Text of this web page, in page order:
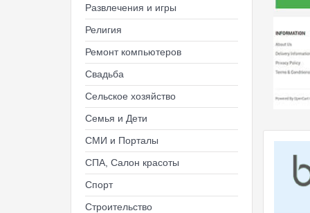
Развлечения и игры
Религия
Ремонт компьютеров
Свадьба
Сельское хозяйство
Семья и Дети
СМИ и Порталы
СПА, Салон красоты
Спорт
Строительство